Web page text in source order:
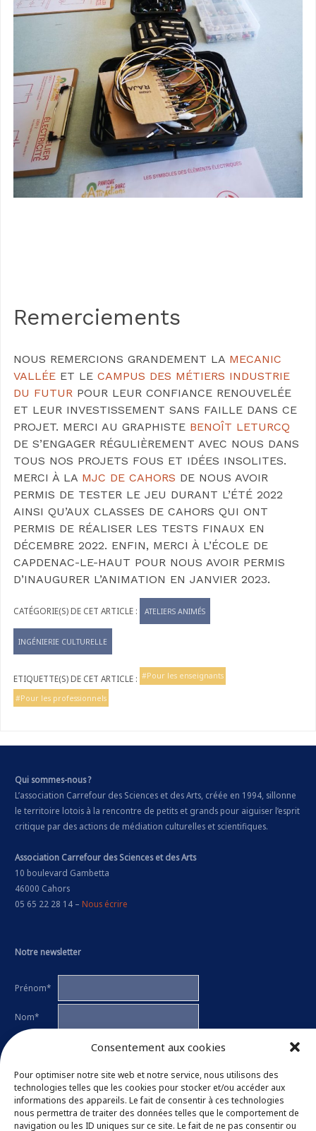
Consentement aux cookies
Pour optimiser notre site web et notre service, nous utilisons des
technologies telles que les cookies pour stocker et/ou accéder aux
informations des appareils. Le fait de consentir à ces technologies
nous permettra de traiter des données telles que le comportement de
navigation ou les ID uniques sur ce site. Le fait de ne pas consentir ou
Remerciements
NOUS REMERCIONS GRANDEMENT LA MECANIC
VALLÉEET LE CAMPUS DES MÉTIERS INDUSTRIE
DU FUTURPOUR LEUR CONFIANCE RENOUVELÉE
ET LEUR INVESTISSEMENT SANS FAILLE DANS CE
PROJET. MERCI AU GRAPHISTE BENOÎT LETURCQ
DE S’ENGAGER RÉGULIÈREMENT AVEC NOUS DANS
TOUS NOS PROJETS FOUS ET IDÉES INSOLITES.
MERCI À LA MJC DE CAHORS DE NOUS AVOIR
PERMIS DE TESTER LE JEU DURANT L’ÉTÉ 2022
AINSI QU’AUX CLASSES DE CAHORS QUI ONT
PERMIS DE RÉALISER LES TESTS FINAUX EN
DÉCEMBRE 2022. ENFIN, MERCI À L’ÉCOLE DE
CAPDENAC-LE-HAUT POUR NOUS AVOIR PERMIS
D’INAUGURER L’ANIMATION EN JANVIER 2023.
ATELIERS ANIMÉS
INGÉNIERIE CULTURELLE
Pour les enseignants
Pour les professionnels
Qui sommes-nous ?
L’association Carrefour des Sciences et des Arts, créée en 1994, sillonne
le territoire lotois à la rencontre de petits et grands pour aiguiser l’esprit
critique par des actions de médiation culturelles et scientifiques.
Association Carrefour des Sciences et des Arts
10 boulevard Gambetta
46000 Cahors
05 65 22 28 14 – Nous écrire
Notre newsletter
Prénom*
Nom*
activités de l'association par e-mail. Chaque lettre d'information contient
un lien permettant de se désinscrire.
J'ai lu et j'accepte lapolitique de confidentialitéde l'association.